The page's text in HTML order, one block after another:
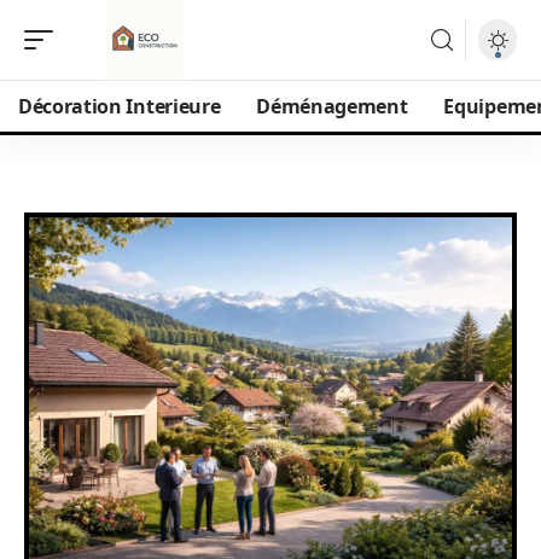
Décoration Interieure Déménagement